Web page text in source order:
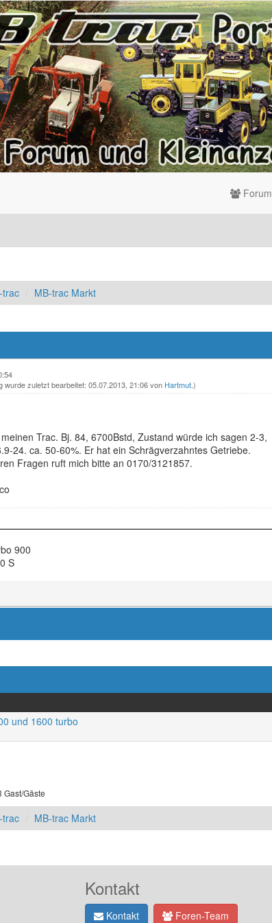
Forum
trac MB-trac Markt
wurde zuletzt bearbeitet: 05.07.2013, 21:06 von Hartmut.)
Trac. Bj. 84, 6700Bstd, Zustand würde ich sagen 2-3,
24. ca. 50-60%. Er hat ein Schrägverzahntes Getriebe.
Fragen ruft mich bitte an 0170/3121857.
900
S
und 1600 turbo
Gast/Gäste
trac MB-trac Markt
Kontakt
Kontakt Foren-Team